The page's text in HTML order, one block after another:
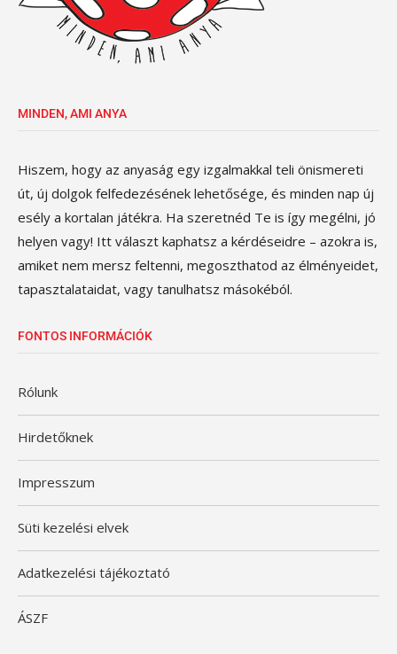
MINDEN, AMI ANYA
Hiszem, hogy az anyaság egy izgalmakkal teli önismereti
út, új dolgok felfedezésének lehetősége, és minden nap új
esély a kortalan játékra. Ha szeretnéd Te is így megélni, jó
helyen vagy! Itt választ kaphatsz a kérdéseidre – azokra is,
amiket nem mersz feltenni, megoszthatod az élményeidet,
tapasztalataidat, vagy tanulhatsz másokéból.
FONTOS INFORMÁCIÓK
Rólunk
Hirdetőknek
Impresszum
Süti kezelési elvek
Adatkezelési tájékoztató
ÁSZF